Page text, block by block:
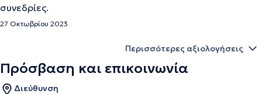
συνεδρίες.
27 Οκτωβρίου 2023
Περισσότερες αξιολογήσεις
Πρόσβαση και επικοινωνία
Διεύθυνση